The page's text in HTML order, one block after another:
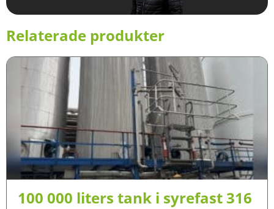
Relaterade produkter
100 000 liters tank i syrefast 316